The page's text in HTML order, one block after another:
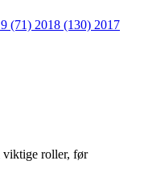
(71) 2018 (130) 2017
viktige roller, før